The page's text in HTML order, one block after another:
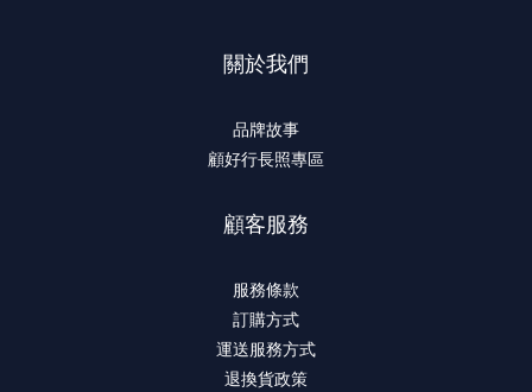
關於我們
品牌故事
顧好行長照專區
顧客服務
服務條款
訂購方式
運送服務方式
退換貨政策